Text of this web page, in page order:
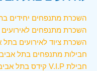
השכרת מתנפחים יחידים
השכרת מתנפחים לאירועים
השכרת ציוד לאירועים בתל
חבילות מתנפחים בתל אביב
חבילת V.I.P קידס בתל אביב – יפו